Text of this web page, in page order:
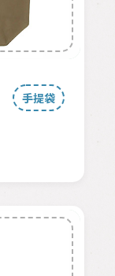
手提袋